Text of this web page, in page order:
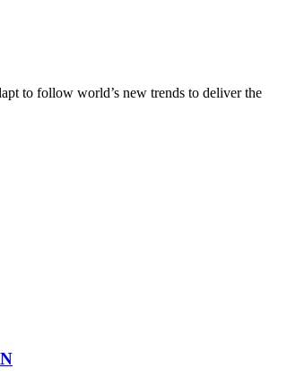
to follow world’s new trends to deliver the